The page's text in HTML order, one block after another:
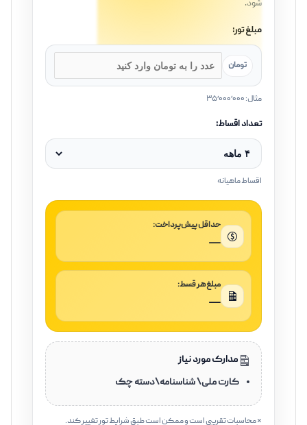
مبلغ تور:
تعداد اقساط:
اقساط ماهیانه
حداقل پیش‌پرداخت:
—
مبلغ هر قسط:
—
مدارک مورد نیاز
کارت ملی\ شناسنامه\دسته چک
* محاسبات تقریبی است و ممکن است طبق شرایط تور تغییر کند.